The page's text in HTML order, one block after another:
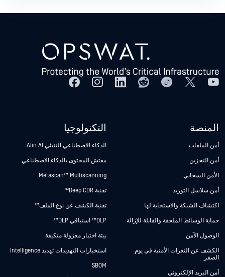
المنصة
أمن الملفات
أمن التخزين
الأمن السحابي
أمن سلاسل التوريد
اكتشاف الشبكة والاستجابة لها
حماية الوسائط الملحقة والقابلة للإزالة
الوصول الآمن
الكشف عن الثغرات الأمنية في يوم
الصفر
أمن البريد الإلكتروني
التكنولوجيا
الذكاء الاصطناعي التنبئي Alin AI
مفتش المحتوى بالذكاء الاصطناعي
Metascan™ Multiscanning
تقنية Deep CDR™
تقنية الكشف عن نوع الملف™
DLP™ استباقي DLP™
بيئة اختبار معزولة متكيفة
استخبارات التهديدات تهديد Intelligence
SBOM